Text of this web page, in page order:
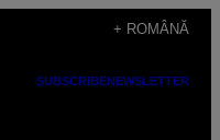
+ ROMÂNĂ
SUBSCRIBENEWSLETTER